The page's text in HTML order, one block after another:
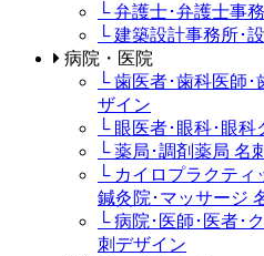
└ 弁護士･弁護士事
└ 建築設計事務所･
病院・医院
└ 歯医者･歯科医師
ザイン
└ 眼医者･眼科･眼
└ 薬局･調剤薬局 名
└ カイロプラクティ
鍼灸院･マッサージ
└ 病院･医師･医者･
刺デザイン